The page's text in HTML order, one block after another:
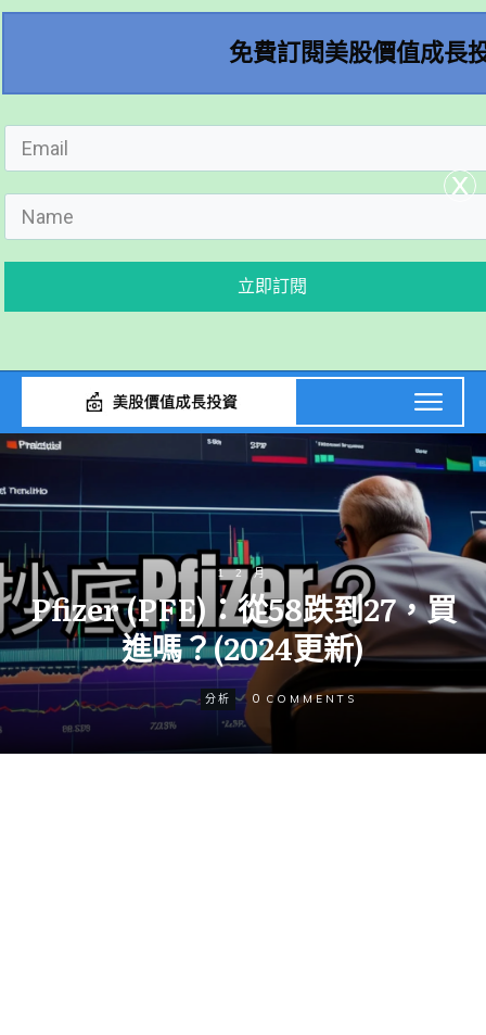
1 2 月
Pfizer (PFE)：從58跌到27，買
進嗎？(2024更新)
分析 0 COMMENTS
免費訂閱美股價值成長
立即訂閱
x